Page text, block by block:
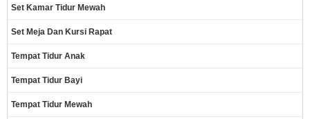
Set Kamar Tidur Mewah
Set Meja Dan Kursi Rapat
Tempat Tidur Anak
Tempat Tidur Bayi
Tempat Tidur Mewah